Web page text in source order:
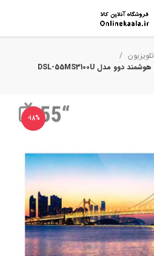
تلویزیون
-18%